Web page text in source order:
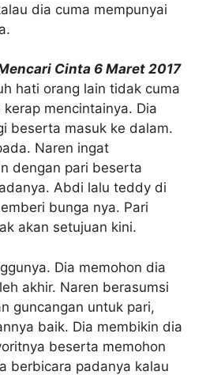
dia cuma mempunyai
Cinta 6 Maret 2017
hati orang lain tidak cuma
mencintainya. Dia
beserta masuk ke dalam.
Naren ingat
dengan pari beserta
Abdi lalu teddy di
bunga nya. Pari
akan setujuan kini.
Dia memohon dia
akhir. Naren berasumsi
guncangan untuk pari,
baik. Dia membikin dia
beserta memohon
berbicara padanya kalau